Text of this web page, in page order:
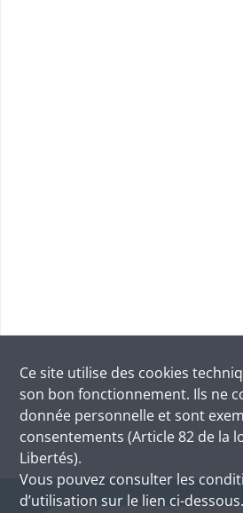
Ce site utilise des cookies
son bon fonctionnement. Ils ne
donnée personnelle et sont
consentements (Article 82 de la
Libertés).
Vous pouvez consulter les
d’utilisation sur le lien ci-dessous.